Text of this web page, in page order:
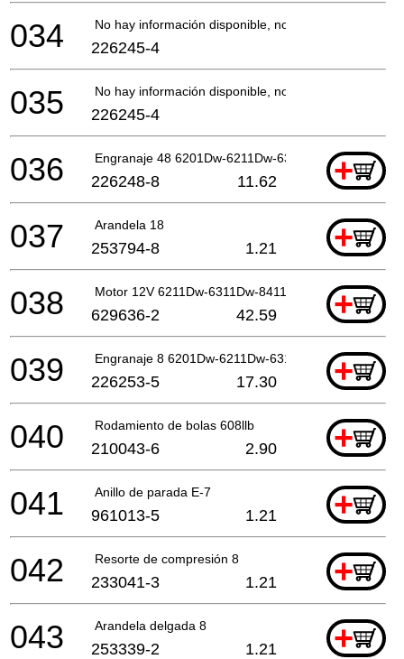
No hay información disponible, no se puede pedir
034 226245-4
No hay información disponible, no se puede pedir
035 226245-4
Engranaje 48 6201Dw-6211Dw-631* +
036 226248-8 11.62
Arandela 18 +
037 253794-8 1.21
Motor 12V 6211Dw-6311Dw-8411Dw +
038 629636-2 42.59
Engranaje 8 6201Dw-6211Dw-6311* +
039 226253-5 17.30
Rodamiento de bolas 608llb +
040 210043-6 2.90
Anillo de parada E-7 +
041 961013-5 1.21
Resorte de compresión 8 +
042 233041-3 1.21
Arandela delgada 8 +
043 253339-2 1.21